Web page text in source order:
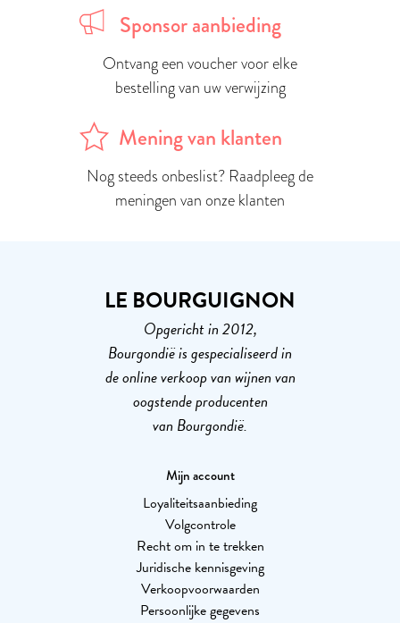
Sponsor aanbieding
Ontvang een voucher voor elke
bestelling van uw verwijzing
Mening van klanten
Nog steeds onbeslist? Raadpleeg de
meningen van onze klanten
LE BOURGUIGNON
Opgericht in 2012,
Bourgondië is gespecialiseerd in
de online verkoop van wijnen van
oogstende producenten
van Bourgondië.
Mijn account
Loyaliteitsaanbieding
Volgcontrole
Recht om in te trekken
Juridische kennisgeving
Verkoopvoorwaarden
Persoonlijke gegevens